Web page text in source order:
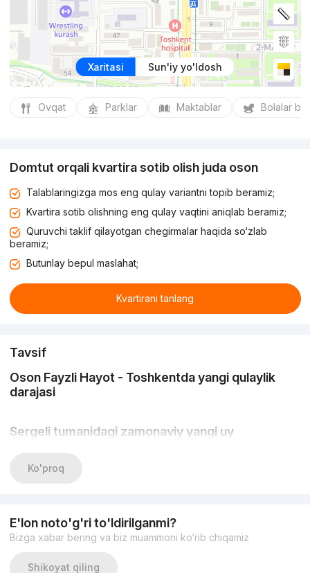
Xaritasi Sun'iy yo'ldosh
Ovqat Parklar Maktablar Bolalar
Domtut orqali kvartira sotib olish juda oson
Talablaringizga mos eng qulay variantni topib beramiz;
Kvartira sotib olishning eng qulay vaqtini aniqlab beramiz;
Quruvchi taklif qilayotgan chegirmalar haqida so‘zlab
beramiz;
Butunlay bepul maslahat;
Kvartirani tanlang
Tavsif
Oson Fayzli Hayot - Toshkentda yangi qulaylik
darajasi
Sergeli tumanidagi zamonaviy yangi uy
Oson Fayzli Hayot turar-joy majmuasi - bu First Development
shaharning jadal rivojlanayotgan qismida zamonaviy va qulay
uy-joylarni taklif etadi.
Ko'proq
E'lon noto'g'ri to'ldirilganmi?
Bizga xabar bering va biz muammoni ko‘rib chiqamiz
Shikoyat qiling